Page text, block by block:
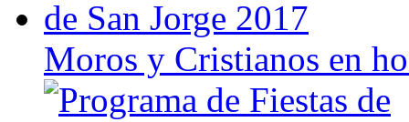
Moros y Cristianos en